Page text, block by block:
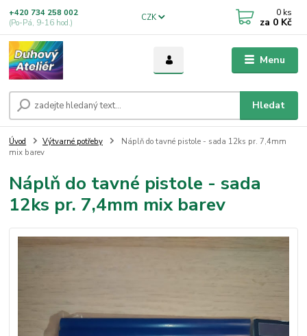
Menu
CZK
Hledat
+420 734 258 002
(Po-Pá, 9-16 hod.)
0 ks
za 0 Kč
Úvod Výtvarné potřeby
Náplň do tavné pistole - sada 12ks pr. 7,4mm
mix barev
Náplň do tavné pistole - sada
12ks pr. 7,4mm mix barev